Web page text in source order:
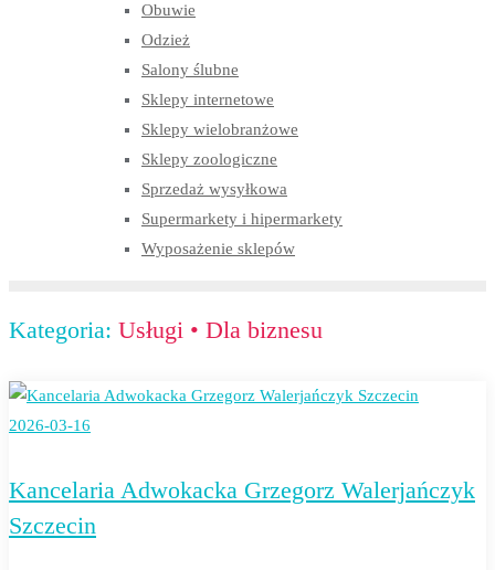
Obuwie
Odzież
Salony ślubne
Sklepy internetowe
Sklepy wielobranżowe
Sklepy zoologiczne
Sprzedaż wysyłkowa
Supermarkety i hipermarkety
Wyposażenie sklepów
Kategoria: Usługi • Dla biznesu
2026-03-16
Kancelaria Adwokacka Grzegorz Walerjańczyk
Szczecin